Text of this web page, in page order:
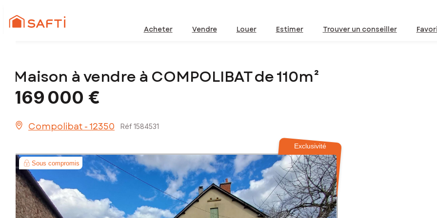
Acheter Vendre Louer Estimer Trouver un conseiller
Maison à vendre à COMPOLIBAT de 110m²
169 000 €
Compolibat - 12350 Réf 1584531
Exclusivité
Sous compromis